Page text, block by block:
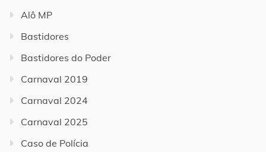
Alô MP
Bastidores
Bastidores do Poder
Carnaval 2019
Carnaval 2024
Carnaval 2025
Caso de Polícia